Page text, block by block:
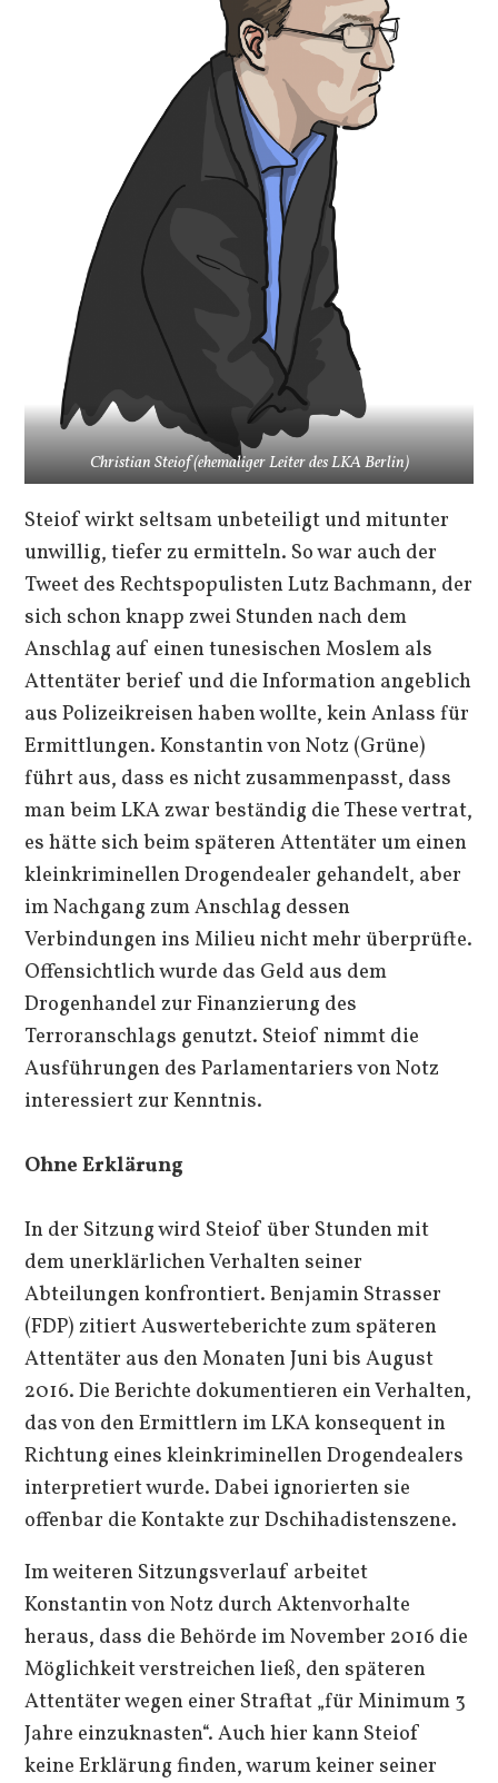
Christian Steiof (ehemaliger Leiter des LKA Berlin)
Steiof wirkt seltsam unbeteiligt und mitunter
unwillig, tiefer zu ermitteln. So war auch der
Tweet des Rechtspopulisten Lutz Bachmann, der
sich schon knapp zwei Stunden nach dem
Anschlag auf einen tunesischen Moslem als
Attentäter berief und die Information angeblich
aus Polizeikreisen haben wollte, kein Anlass für
Ermittlungen. Konstantin von Notz (Grüne)
führt aus, dass es nicht zusammenpasst, dass
man beim LKA zwar beständig die These vertrat,
es hätte sich beim späteren Attentäter um einen
kleinkriminellen Drogendealer gehandelt, aber
im Nachgang zum Anschlag dessen
Verbindungen ins Milieu nicht mehr überprüfte.
Offensichtlich wurde das Geld aus dem
Drogenhandel zur Finanzierung des
Terroranschlags genutzt. Steiof nimmt die
Ausführungen des Parlamentariers von Notz
interessiert zur Kenntnis.
Ohne Erklärung
In der Sitzung wird Steiof über Stunden mit
dem unerklärlichen Verhalten seiner
Abteilungen konfrontiert. Benjamin Strasser
(FDP) zitiert Auswerteberichte zum späteren
Attentäter aus den Monaten Juni bis August
2016. Die Berichte dokumentieren ein Verhalten,
das von den Ermittlern im LKA konsequent in
Richtung eines kleinkriminellen Drogendealers
interpretiert wurde. Dabei ignorierten sie
offenbar die Kontakte zur Dschihadistenszene.
Im weiteren Sitzungsverlauf arbeitet
Konstantin von Notz durch Aktenvorhalte
heraus, dass die Behörde im November 2016 die
Möglichkeit verstreichen ließ, den späteren
Attentäter wegen einer Straftat „für Minimum 3
Jahre einzuknasten“. Auch hier kann Steiof
keine Erklärung finden, warum keiner seiner